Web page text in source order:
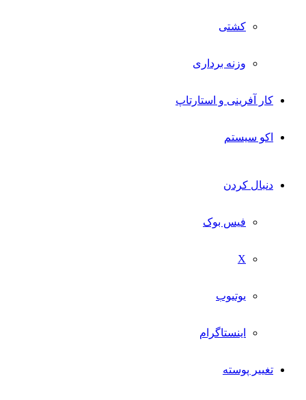
کشتی
وزنه برداری
کار آفرینی و استارتاپ
اکو سیستم
دنبال کردن
فیس بوک
X
یوتیوب
اینستاگرام
تغییر پوسته